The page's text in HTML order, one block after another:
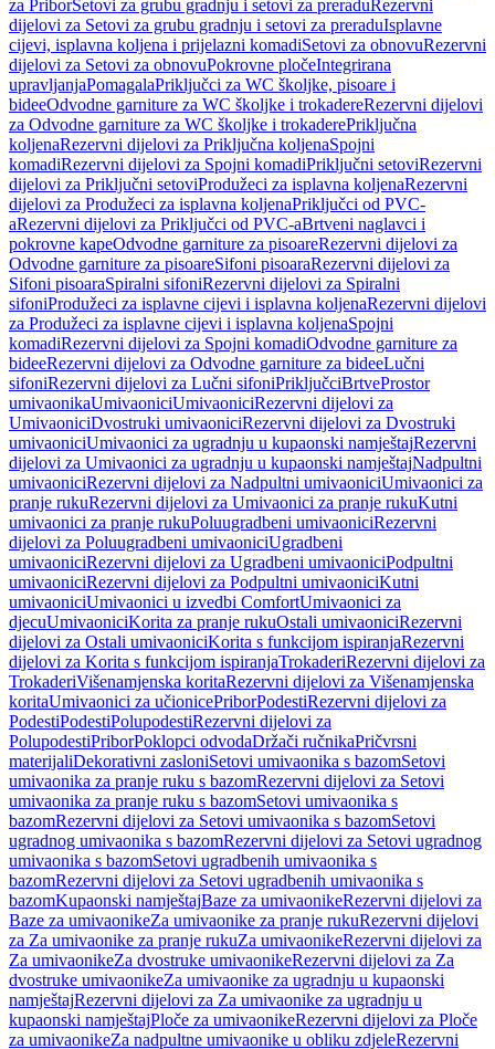
za PriborSetovi za grubu gradnju i setovi za preraduRezervni
dijelovi za Setovi za grubu gradnju i setovi za preraduIsplavne
cijevi, isplavna koljena i prijelazni komadiSetovi za obnovuRezervni
dijelovi za Setovi za obnovuPokrovne pločeIntegrirana
upravljanjaPomagalaPriključci za WC školjke, pisoare i
bideeOdvodne garniture za WC školjke i trokadereRezervni dijelovi
za Odvodne garniture za WC školjke i trokaderePriključna
koljenaRezervni dijelovi za Priključna koljenaSpojni
komadiRezervni dijelovi za Spojni komadiPriključni setoviRezervni
dijelovi za Priključni setoviProdužeci za isplavna koljenaRezervni
dijelovi za Produžeci za isplavna koljenaPriključci od PVC-
aRezervni dijelovi za Priključci od PVC-aBrtveni naglavci i
pokrovne kapeOdvodne garniture za pisoareRezervni dijelovi za
Odvodne garniture za pisoareSifoni pisoaraRezervni dijelovi za
Sifoni pisoaraSpiralni sifoniRezervni dijelovi za Spiralni
sifoniProdužeci za isplavne cijevi i isplavna koljenaRezervni dijelovi
za Produžeci za isplavne cijevi i isplavna koljenaSpojni
komadiRezervni dijelovi za Spojni komadiOdvodne garniture za
bideeRezervni dijelovi za Odvodne garniture za bideeLučni
sifoniRezervni dijelovi za Lučni sifoniPriključciBrtveProstor
umivaonikaUmivaoniciUmivaoniciRezervni dijelovi za
UmivaoniciDvostruki umivaoniciRezervni dijelovi za Dvostruki
umivaoniciUmivaonici za ugradnju u kupaonski namještajRezervni
dijelovi za Umivaonici za ugradnju u kupaonski namještajNadpultni
umivaoniciRezervni dijelovi za Nadpultni umivaoniciUmivaonici za
pranje rukuRezervni dijelovi za Umivaonici za pranje rukuKutni
umivaonici za pranje rukuPoluugradbeni umivaoniciRezervni
dijelovi za Poluugradbeni umivaoniciUgradbeni
umivaoniciRezervni dijelovi za Ugradbeni umivaoniciPodpultni
umivaoniciRezervni dijelovi za Podpultni umivaoniciKutni
umivaoniciUmivaonici u izvedbi ComfortUmivaonici za
djecuUmivaoniciKorita za pranje rukuOstali umivaoniciRezervni
dijelovi za Ostali umivaoniciKorita s funkcijom ispiranjaRezervni
dijelovi za Korita s funkcijom ispiranjaTrokaderiRezervni dijelovi za
TrokaderiVišenamjenska koritaRezervni dijelovi za Višenamjenska
koritaUmivaonici za učionicePriborPodestiRezervni dijelovi za
PodestiPodestiPolupodestiRezervni dijelovi za
PolupodestiPriborPoklopci odvodaDržači ručnikaPričvrsni
materijaliDekorativni zasloniSetovi umivaonika s bazomSetovi
umivaonika za pranje ruku s bazomRezervni dijelovi za Setovi
umivaonika za pranje ruku s bazomSetovi umivaonika s
bazomRezervni dijelovi za Setovi umivaonika s bazomSetovi
ugradnog umivaonika s bazomRezervni dijelovi za Setovi ugradnog
umivaonika s bazomSetovi ugradbenih umivaonika s
bazomRezervni dijelovi za Setovi ugradbenih umivaonika s
bazomKupaonski namještajBaze za umivaonikeRezervni dijelovi za
Baze za umivaonikeZa umivaonike za pranje rukuRezervni dijelovi
za Za umivaonike za pranje rukuZa umivaonikeRezervni dijelovi za
Za umivaonikeZa dvostruke umivaonikeRezervni dijelovi za Za
dvostruke umivaonikeZa umivaonike za ugradnju u kupaonski
namještajRezervni dijelovi za Za umivaonike za ugradnju u
kupaonski namještajPloče za umivaonikeRezervni dijelovi za Ploče
za umivaonikeZa nadpultne umivaonike u obliku zdjeleRezervni